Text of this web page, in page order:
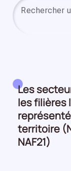
Les
les filières
territoire
NAF21)